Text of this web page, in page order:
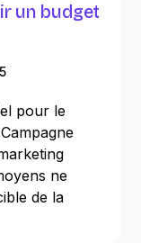
un budget
pour le
ne
de la